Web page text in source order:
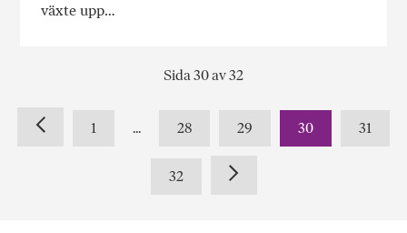
växte upp…
Sida 30 av 32
1 ... 28 29 30 31
32